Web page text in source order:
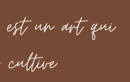
est un art qui
cultive